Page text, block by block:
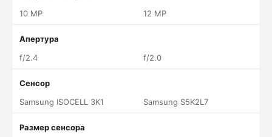
10 MP
12 MP
Апертура
f/2.4
f/2.0
Сенсор
Samsung ISOCELL 3K1
Samsung S5K2L7
Размер сенсора